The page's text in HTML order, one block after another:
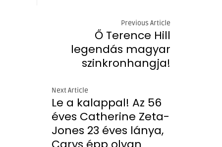
Previous Article
Ő Terence Hill
legendás magyar
szinkronhangja!
Next Article
Le a kalappal! Az 56
éves Catherine Zeta-
Jones 23 éves lánya,